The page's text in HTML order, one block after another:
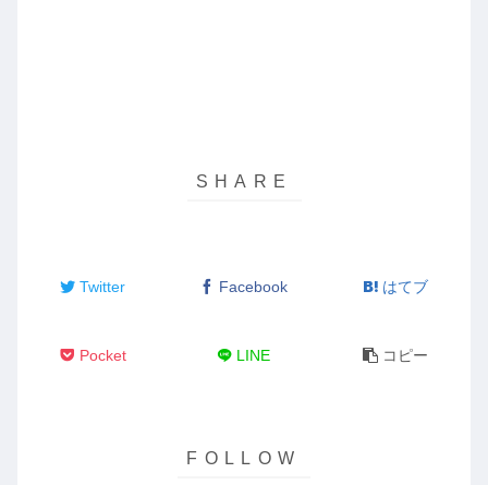
Twitter Facebook はてブ
Pocket LINE コピー